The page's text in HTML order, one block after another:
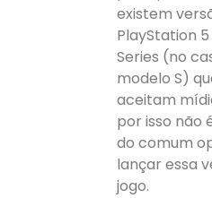
existem
PlayStation
Series (no
modelo S)
aceitam
por isso não
do comum
lançar essa
jogo.